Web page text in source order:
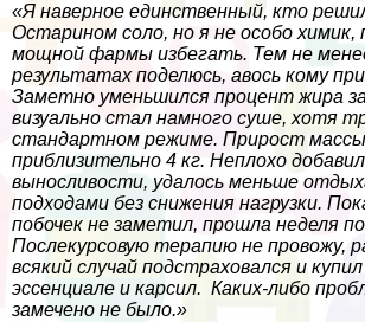
«Я наверное единственный, кто
Остарином соло, но я не особо
мощной фармы избегать. Тем не
результатах поделюсь, авось кому
Заметно уменьшился процент жира за
визуально стал намного суше, хотя
стандартном режиме. Прирост
приблизительно 4 кг. Неплохо
выносливости, удалось меньше
подходами без снижения нагрузки.
побочек не заметил, прошла неделя
Послекурсовую терапию не провожу,
всякий случай подстраховался и
эссенциале и карсил. Каких-либо
замечено не было.»